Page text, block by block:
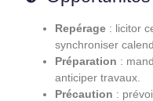
Repérage : licitor
synchroniser
Préparation :
anticiper travaux.
Précaution :